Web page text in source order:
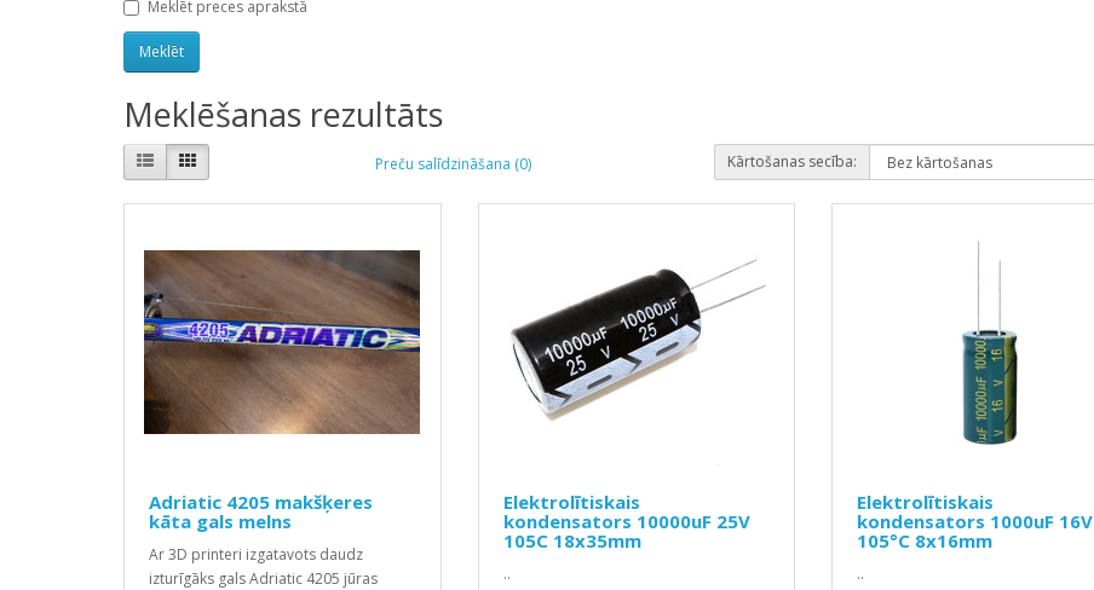
Meklēt preces aprakstā
Meklēšanas rezultāts
Preču salīdzināšana (0) Kārtošanas secība:
Adriatic 4205 makšķeres
kāta gals melns
Ar 3D printeri izgatavots daudz
izturīgāks gals Adriatic 4205 jūras
Elektrolītiskais
kondensators 10000uF 25V
105C 18x35mm
..
Elektrolītiskais
kondensators 1000uF 16V
105°C 8x16mm
..